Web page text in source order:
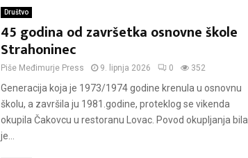
Društvo
45 godina od završetka osnovne škole
Strahoninec
Piše Međimurje Press 9. lipnja 2026 0 352
Generacija koja je 1973/1974 godine krenula u osnovnu
školu, a završila ju 1981.godine, proteklog se vikenda
okupila Čakovcu u restoranu Lovac. Povod okupljanja bila
je...